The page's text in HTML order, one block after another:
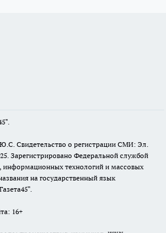
Свидетельство о регистрации СМИ: Эл.
Зарегистрировано Федеральной службой
информационных технологий и массовых
на государственный язык
16+